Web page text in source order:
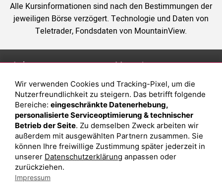
Alle Kursinformationen sind nach den Bestimmungen der
jeweiligen Börse verzögert. Technologie und Daten von
Teletrader, Fondsdaten von MountainView.
Anlage
Depot eröffnen
Depot vergleichen
Junior Depot
Top-Seller-Fonds
Top-Fonds
Fonds-Suche
Magazin
Was sind sind ETFs?
Sparplan Vorteile
Was ist ein Fonds?
Wir verwenden Cookies und Tracking-Pixel, um die
Nutzerfreundlichkeit zu steigern. Das betrifft folgende
Bereiche: eingeschränkte Datenerhebung,
personalisierte Serviceoptimierung & technischer
Betrieb der Seite. Zu demselben Zweck arbeiten wir
außerdem mit ausgewählten Partnern zusammen. Sie
können Ihre freiwillige Zustimmung später jederzeit in
unserer Datenschutzerklärung anpassen oder
zurückziehen.
Impressum